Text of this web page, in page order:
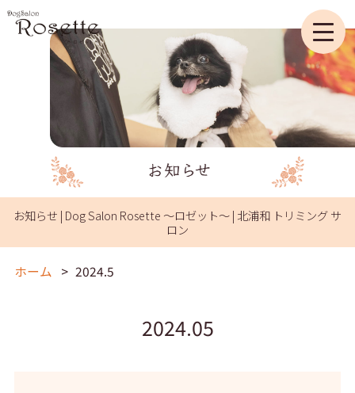
お知らせ | Dog Salon Rosette ～ロゼット～ | 北浦和 トリミング サ
ロン
ホーム 2024.5
2024.05